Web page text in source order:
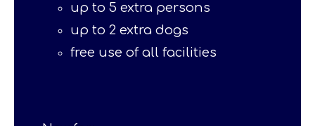
up to 5 extra persons
up to 2 extra dogs
free use of all facilities